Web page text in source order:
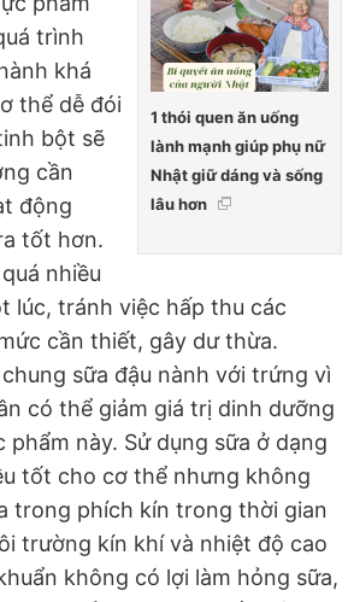
1 thói quen ăn uống
lành mạnh giúp phụ nữ
Nhật giữ dáng và sống
lâu hơn
trình
khá
thể dễ đói
bột sẽ
cần
động
tốt hơn.
nhiều
lúc, tránh việc hấp thu các
cần thiết, gây dư thừa.
sữa đậu nành với trứng vì
có thể giảm giá trị dinh dưỡng
phẩm này. Sử dụng sữa ở dạng
tốt cho cơ thể nhưng không
trong phích kín trong thời gian
trường kín khí và nhiệt độ cao
không có lợi làm hỏng sữa,